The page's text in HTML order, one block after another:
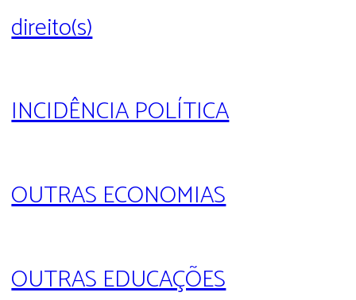
direito(s)
INCIDÊNCIA POLÍTICA
OUTRAS ECONOMIAS
OUTRAS EDUCAÇÕES